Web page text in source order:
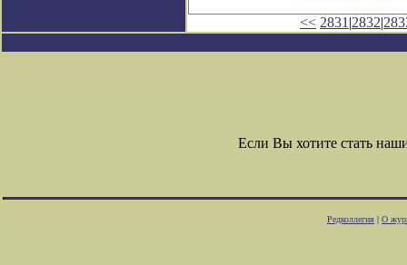
<< 2831 |2832|
Если Вы хотите стать
Редколлегия | О